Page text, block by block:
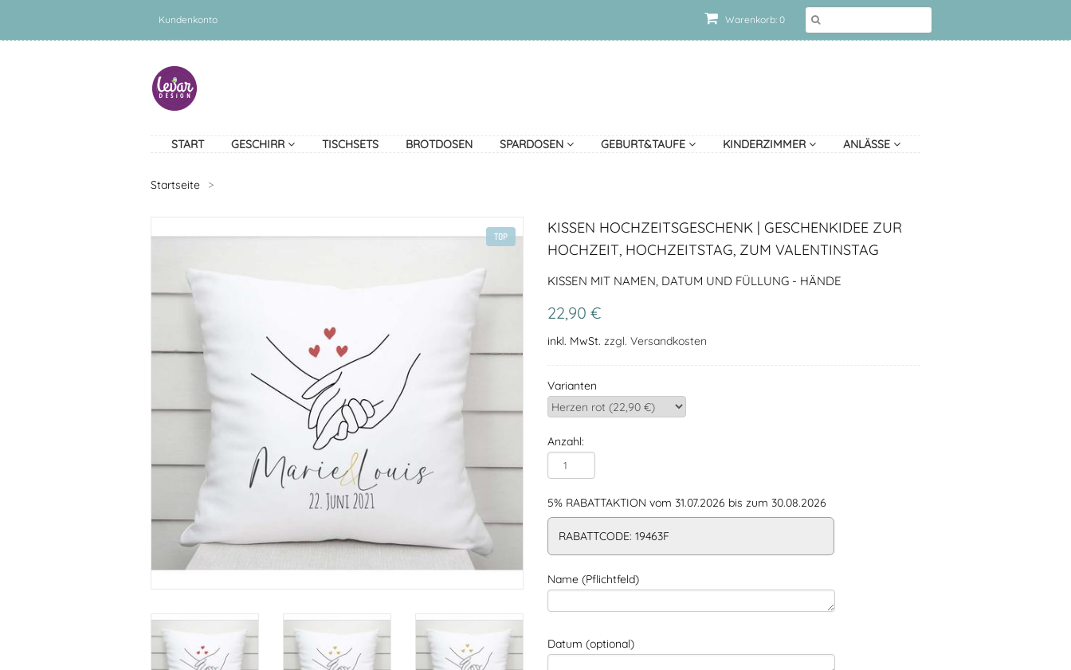
Warenkorb: 0
Kundenkonto
START GESCHIRR TISCHSETS BROTDOSEN SPARDOSEN GEBURT&TAUFE KINDERZIMMER ANLÄSSE
Startseite >
TOP
KISSEN HOCHZEITSGESCHENK | GESCHENKIDEE ZUR
HOCHZEIT, HOCHZEITSTAG, ZUM VALENTINSTAG
KISSEN MIT NAMEN, DATUM UND FÜLLUNG - HÄNDE
22,90 €
inkl. MwSt. zzgl. Versandkosten
Varianten
Anzahl:
5% RABATTAKTION vom 31.07.2026 bis zum 30.08.2026
RABATTCODE: 19463F
Name (Pflichtfeld)
Datum (optional)